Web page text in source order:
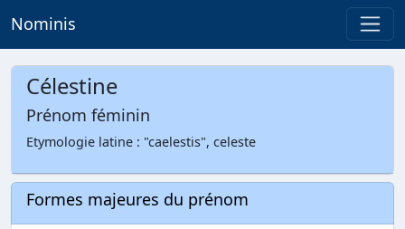
Nominis
Célestine
Prénom féminin
Etymologie latine : "caelestis", celeste
Formes majeures du prénom